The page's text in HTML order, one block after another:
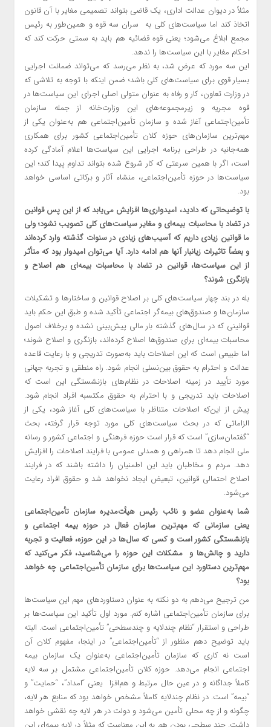
مثلاً در دیوان عدالت اداری، یک قاضی بتواند تصمیمی مغایر با آن قانون
اتخاذ کند اما سیاست‌های کلی به سران سه قوه و همین‌طور به رئیس
مجمع ابلاغ می‌شود؛ یعنی قوه قضائیه هم باید به سمتی حرکت کند که
احکام مغایر با این سیاست‌ها را ندهد.
این سه مورد که عرض شد، به نظر می‌رسد که می‌تواند ضمانت اجرایی
بسیار قوی برای سیاست‌های کلی باشد؛ ضمن اینکه با توجه به تلاشی که
در وزارت تعاون، کار و رفاه به عنوان متولی اصلی اجرای این سیاست‌ها در
قوه مجریه و زیرمجموعه‌های این وزارت‌خانه از جمله سازمان
تأمین‌اجتماعی آغاز شده و سازمان تأمین‌اجتماعی هم به‌عنوان یکی از
مهم‌ترین سازمان‌های حوزه کلان تأمین‌اجتماعی کشور برای همکاری
همه‌جانبه در طراحی برنامه اجرایی این سیاست‌ها اعلام آمادگی کرده
است، اگر با همین سرعتی که کار شروع شده بتواند تداوم پیدا کند؛ این
سیاست‌ها در حوزه تأمین‌اجتماعی، منشاء آثار و برکاتی اساسی خواهد
بود.
با توضیحاتی که دادید، امیدواری‌ها افزایش می‌یابد که از این پس قوانین
در تضاد با محاسبات بیمه‌ای و مغایر سیاست‌های کلی تصویب نشود؛ ولی
ما قوانین زیادی داریم که آسیب‌های زیادی در سنوات گذشته وارد کرده‌اند
و بعضاً تاثیرات زیانبار آنها هم ادامه دارد. آیا می‌توان امیدوار بود که متأثر
از این سیاست‌ها، قوانین در تضاد با محاسبات بیمه‌ای هم اصلاح و
بازنگری شوند؟
بله در بند چهار سیاست‌های کلی بر اصلاح قوانین و ساختارها و تشکیلات
سازمان‌ها و صندوق‌های بیمه‌گر اجتماعی تأکید شده و طبق این حکم باید
قوانینی که در سال‌های گذشته بار مالی پیش‌بینی نشده و برخلاف اصول
محاسبات بیمه‌ای برای صندوق‌ها اصلاح کرده‌اند، بازنگری و اصلاح شوند؛
اما طبیعی است که این اصلاحات باید به‌صورت تدریجی و با رعایت قاعده
عدالت و احترام به حقوق بین‌نسلی انجام شود. راه منطقی و تجربه جهانی
مورد تأیید در زمینه اصلاحات در نظام‌های بازنشستگی این است که
اصلاحات باید تدریجی و با احترام به حقوق مکتسبه افراد انجام شود.
پیش از این‌که اصلاحات متناظر با سیاست‌های کلی آغاز شود، یکی از
الزاماتی که در بحث سیاست‌های کلی مورد توجه قرار گرفته، بحث
“گفتمان‌سازی” است که قرار است حوزه فرهنگی و اجتماعی کشور و رسانه
ملی انجام دهد تا همراهی و همدلی عمومی با فرایند اصلاحات را افزایش
دهد. مردم و مخاطبان باید این اطمنیان را داشته باشند که در فرایند
اصلاح احتمالی قوانین، تبعیض ایجاد نخواهد شد و حقوق افراد رعایت
می‌شود.
شما به‌عنوان عضو و نائب رئیس هیأت‌مدیره سازمان تأمین‌اجتماعی
یعنی سازمانی که مهم‌ترین سازمان فعال در حوزه بیمه اجتماعی و
بازنشستگی کشور است و کسی که سال‌ها در این حوزه، فعالیت و تجربه
دارید و چالش‌ها و مشکلات این حوزه را می‌شناسید، فکر می‌کنید که
مهم‌ترین دستاورد این سیاست‌ها برای سازمان تأمین‌اجتماعی چه خواهد
بود؟
من ترجیح می‌دهم به دو نکته به عنوان دستاوردهای مهم این سیاست‌ها
برای سازمان تأمین‌اجتماعی اشاره کنم. مورد اول تأکید این سیاست‌ها بر
طراحی و استقرار “نظام چندلایه و چندسطحی” تأمین‌اجتماعی است. البته
باید توضیح دهم منظور از “تأمین‌اجتماعی” در اینجا، مفهوم کلان آن
است نه کاری که سازمان تأمین‌اجتماعی به‌عنوان یک سازمان بیمه
اجتماعی انجام می‌دهد. حوزه کلان تأمین‌اجتماعی مشتمل بر سه لایه
کاملاً جداگانه و در عین حال مرتبط و هم‌افزا یعنی “امداد”، “حمایت” و
“بیمه” است. در نظام چندلایه کاملاً مشخص خواهد بود که منابع هر لایه،
چگونه و از چه محلی تأمین می‌شود و دولت در هر لایه چه نقشی خواهد